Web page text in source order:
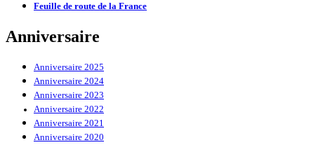
Feuille de route de la France
Anniversaire
Anniversaire 2025
Anniversaire 2024
Anniversaire 2023
Anniversaire 2022
Anniversaire 2021
Anniversaire 2020